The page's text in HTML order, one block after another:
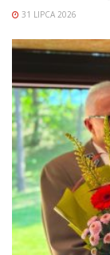
31 LIPCA 2026